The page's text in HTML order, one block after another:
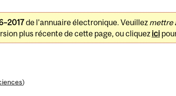
de l'annuaire électronique. Veuillez mettre
plus récente de cette page, ou cliquez ici
)